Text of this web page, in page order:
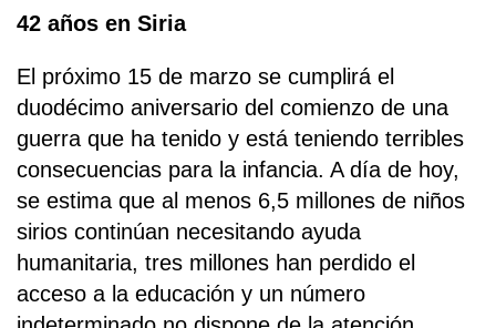
42 años en Siria
El próximo 15 de marzo se cumplirá el
duodécimo aniversario del comienzo de una
guerra que ha tenido y está teniendo terribles
consecuencias para la infancia. A día de hoy,
se estima que al menos 6,5 millones de niños
sirios continúan necesitando ayuda
humanitaria, tres millones han perdido el
acceso a la educación y un número